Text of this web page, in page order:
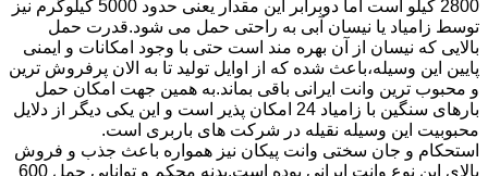
2800 کیلو است اما دوبرابر این مقدار یعنی حدود 5000 کیلوگرم نیز
توسط زامیاد یا نیسان آبی به راحتی حمل می شود.قدرت حمل
بالایی که نیسان از آن بهره مند است حتی با وجود امکانات و ایمنی
پایین این وسیله،باعث شده که از اوایل تولید تا به الان پرفروش ترین
و محبوب ترین وانت ایرانی باقی بماند.به همین جهت امکان حمل
بارهای سنگین با زامیاد 24 امکان پذیر است و این یکی دیگر از دلایل
محبوبیت این وسیله نقیله در شرکت های باربری است.
استحکام و جان سختی وانت پیکان نیز همواره باعث جذب و فروش
بالای این نوع وانت ایرانی بوده است.بدنه محکم و توانایی حمل 600